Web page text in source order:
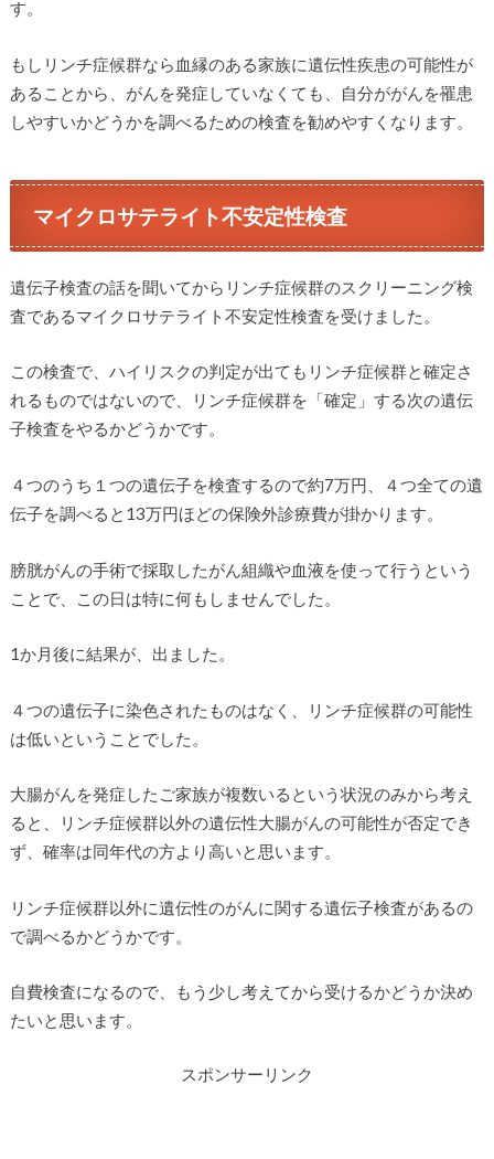
す。
もしリンチ症候群なら血縁のある家族に遺伝性疾患の可能性が
あることから、がんを発症していなくても、自分ががんを罹患
しやすいかどうかを調べるための検査を勧めやすくなります。
マイクロサテライト不安定性検査
遺伝子検査の話を聞いてからリンチ症候群のスクリーニング検
査であるマイクロサテライト不安定性検査を受けました。
この検査で、ハイリスクの判定が出てもリンチ症候群と確定さ
れるものではないので、リンチ症候群を「確定」する次の遺伝
子検査をやるかどうかです。
４つのうち１つの遺伝子を検査するので約7万円、４つ全ての遺
伝子を調べると13万円ほどの保険外診療費が掛かります。
膀胱がんの手術で採取したがん組織や血液を使って行うという
ことで、この日は特に何もしませんでした。
1か月後に結果が、出ました。
４つの遺伝子に染色されたものはなく、リンチ症候群の可能性
は低いということでした。
大腸がんを発症したご家族が複数いるという状況のみから考え
ると、リンチ症候群以外の遺伝性大腸がんの可能性が否定でき
ず、確率は同年代の方より高いと思います。
リンチ症候群以外に遺伝性のがんに関する遺伝子検査があるの
で調べるかどうかです。
自費検査になるので、もう少し考えてから受けるかどうか決め
たいと思います。
スポンサーリンク